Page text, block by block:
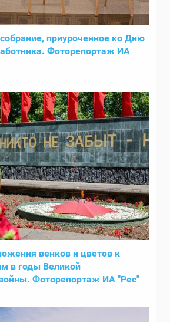
приуроченное ко Дню
Фоторепортаж ИА
венков и цветов к
в годы Великой
Фоторепортаж ИА "Рес"